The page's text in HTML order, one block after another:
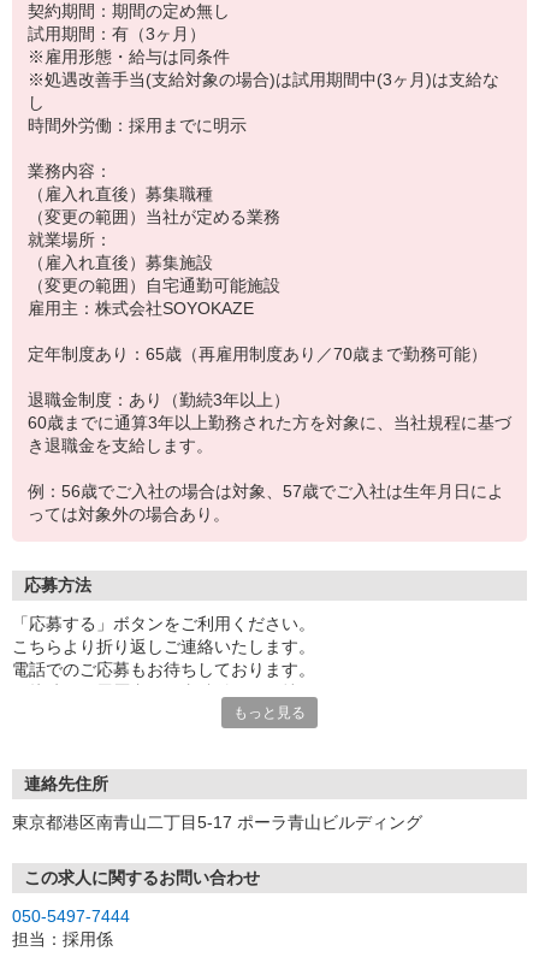
契約期間：期間の定め無し
試用期間：有（3ヶ月）
※雇用形態・給与は同条件
※処遇改善手当(支給対象の場合)は試用期間中(3ヶ月)は支給な
し
時間外労働：採用までに明示
業務内容：
（雇入れ直後）募集職種
（変更の範囲）当社が定める業務
就業場所：
（雇入れ直後）募集施設
（変更の範囲）自宅通勤可能施設
雇用主：株式会社SOYOKAZE
定年制度あり：65歳（再雇用制度あり／70歳まで勤務可能）
退職金制度：あり（勤続3年以上）
60歳までに通算3年以上勤務された方を対象に、当社規程に基づ
き退職金を支給します。
例：56歳でご入社の場合は対象、57歳でご入社は生年月日によ
っては対象外の場合あり。
応募方法
「応募する」ボタンをご利用ください。
こちらより折り返しご連絡いたします。
電話でのご応募もお待ちしております。
※お電話でのお問い合わせは、光IP電話、及びIP電話からはご利用
もっと見る
連絡先住所
東京都港区南青山二丁目5-17 ポーラ青山ビルディング
この求人に関するお問い合わせ
050-5497-7444
担当：採用係